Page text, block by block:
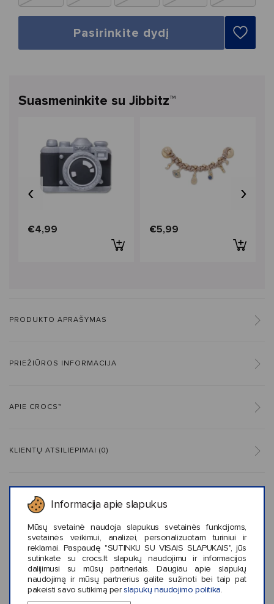
Informacija apie slapukus
Mūsų svetainė naudoja slapukus svetainės funkcijoms,
svetainės veikimui, analizei, personalizuotam turiniui ir
reklamai. Paspaudę "SUTINKU SU VISAIS SLAPUKAIS", jūs
sutinkate su crocs.lt slapukų naudojimu ir informacijos
dalijimusi su mūsų partneriais. Daugiau apie slapukų
naudojimą ir mūsų partnerius galite sužinoti bei taip pat
pakeisti savo sutikimą per slapukų naudojimo politika.
Pasirinkite dydį
Suasmeninkite su Jibbitz™
€4,99 €5,99
‹ ›
PRODUKTO APRAŠYMAS
PRIEŽIŪROS INFORMACIJA
APIE CROCS™
KLIENTŲ ATSILIEPIMAI (0)
Panašaus stiliaus prekės